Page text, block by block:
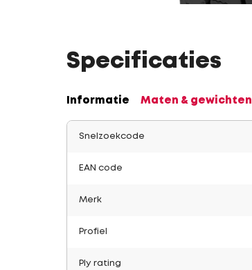
Specificaties
Informatie Maten & gewichten
Snelzoekcode
EAN code
Merk
Profiel
Ply rating